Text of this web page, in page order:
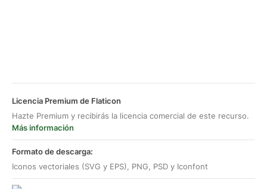
Licencia Premium de Flaticon
Hazte Premium y recibirás la licencia comercial de este recurso.
Más información
Formato de descarga:
Iconos vectoriales (SVG y EPS), PNG, PSD y Iconfont